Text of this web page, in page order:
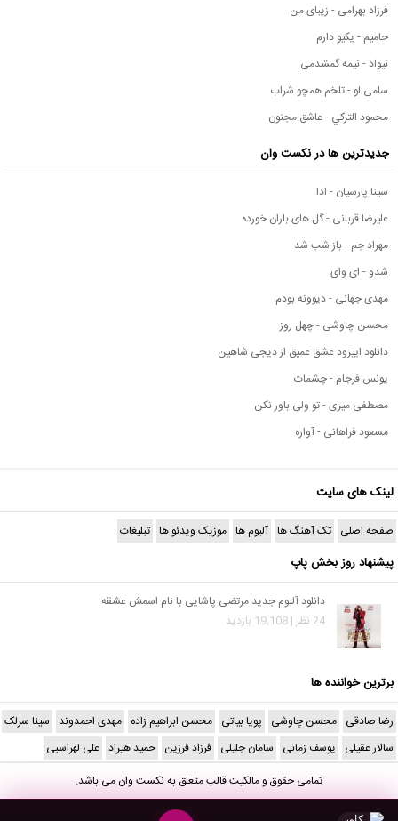
فرزاد بهرامی - زیبای من
حامیم - یکیو دارم
نیواد - نیمه گمشدمی
سامی لو - تلخم همچو شراب
محمود التركي - عاشق مجنون
جدیدترین ها در نکست وان
سینا پارسیان - ادا
علیرضا قربانی - گل های باران خورده
مهراد جم - باز شب شد
شدو - ای وای
مهدی جهانی - دیوونه بودم
محسن چاوشی - چهل روز
دانلود اپیزود عشق عمیق از دیجی شاهین
یونس فرجام - چشمات
مصطفی میری - تو ولی باور نکن
مسعود فراهانی - آواره
لینک های سایت
صفحه اصلی تک آهنگ ها آلبوم ها موزیک ویدئو ها تبلیغات
پیشنهاد روز بخش پاپ
دانلود آلبوم جدید مرتضی پاشایی با نام اسمش عشقه
24 نظر | 19,108 بازدید
برترین خواننده ها
رضا صادقی محسن چاوشی پویا بیاتی محسن ابراهیم زاده مهدی احمدوند سینا سرلک
سالار عقیلی یوسف زمانی سامان جلیلی فرزاد فرزین حمید هیراد علی لهراسبی
تمامی حقوق و مالکیت قالب متعلق بهنکست وانمی باشد.